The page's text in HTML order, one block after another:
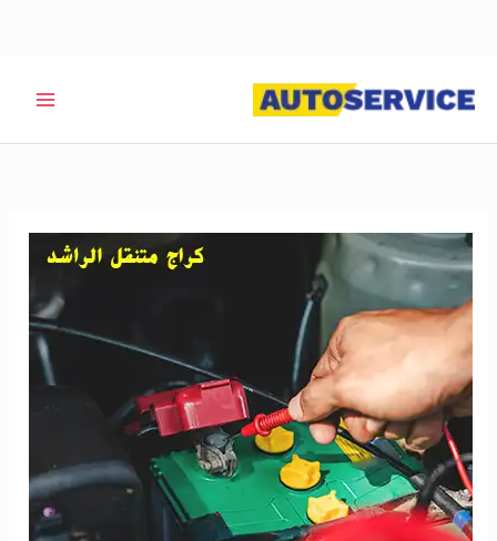
إلى